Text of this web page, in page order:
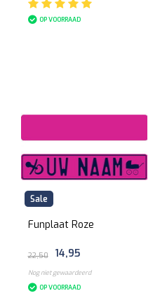
OP VOORRAAD
Sale
Funplaat Roze
22,50 14,95
Nog niet gewaardeerd
OP VOORRAAD